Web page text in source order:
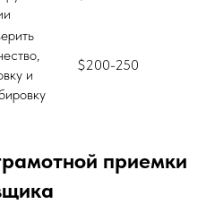
и
$200-250
приемки